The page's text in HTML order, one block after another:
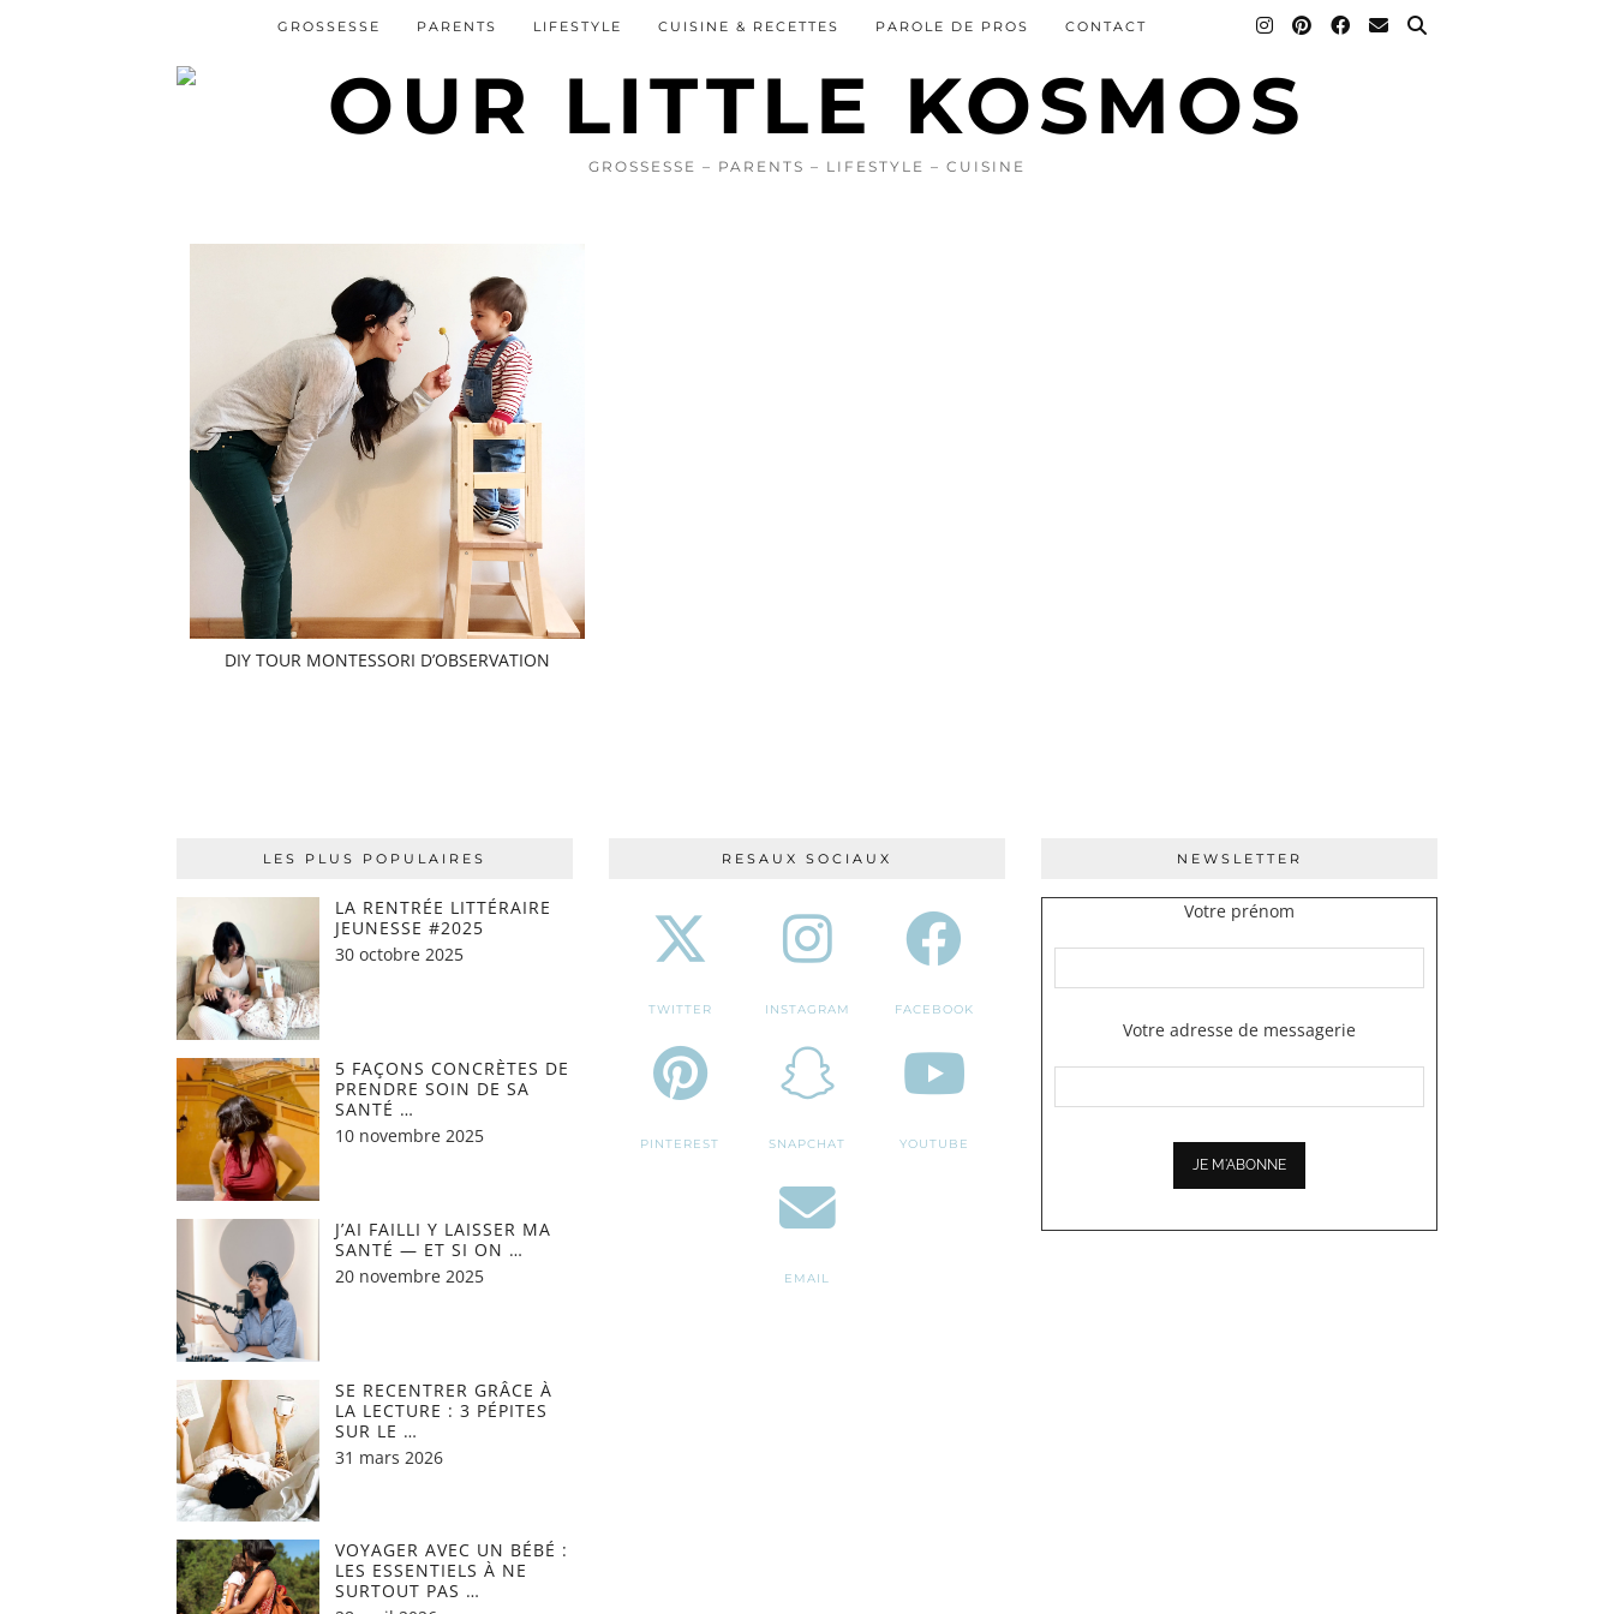
GROSSESSE – PARENTS – LIFESTYLE – CUISINE
GROSSESSE PARENTS LIFESTYLE CUISINE & RECETTES PAROLE DE PROS CONTACT
DIY TOUR MONTESSORI D’OBSERVATION
LES PLUS POPULAIRES
LA RENTRÉE LITTÉRAIRE
JEUNESSE #2025
30 octobre 2025
5 FAÇONS CONCRÈTES DE
PRENDRE SOIN DE SA
SANTÉ …
10 novembre 2025
J’AI FAILLI Y LAISSER MA
SANTÉ — ET SI ON …
20 novembre 2025
SE RECENTRER GRÂCE À
LA LECTURE : 3 PÉPITES
SUR LE …
31 mars 2026
VOYAGER AVEC UN BÉBÉ :
LES ESSENTIELS À NE
SURTOUT PAS …
RESAUX SOCIAUX
TWITTER INSTAGRAM FACEBOOK
PINTEREST SNAPCHAT YOUTUBE
EMAIL
NEWSLETTER
Votre prénom
Votre adresse de messagerie